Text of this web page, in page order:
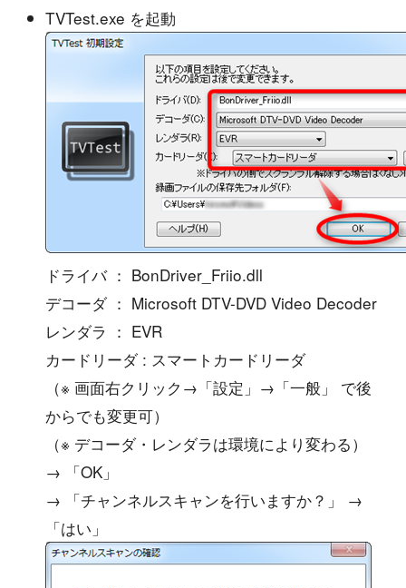
TVTest.exe を起動
ドライバ ： BonDriver_Friio.dll
デコーダ ： Microsoft DTV-DVD Video Decoder
レンダラ ： EVR
カードリーダ : スマートカードリーダ
（※ 画面右クリック→「設定」→「一般」 で後
からでも変更可）
（※ デコーダ・レンダラは環境により変わる）
→ 「OK」
→ 「チャンネルスキャンを行いますか？」 →
「はい」